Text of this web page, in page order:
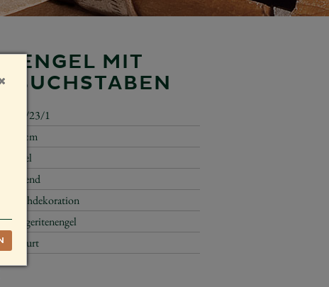
MIT
BUCHSTABEN
634/23/1
6,5 cm
Engel
stehend
Tischdekoration
Margeritenengel
Geburt